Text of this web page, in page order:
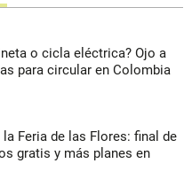
o cicla eléctrica? Ojo a
para circular en Colombia
Feria de las Flores: final de
gratis y más planes en